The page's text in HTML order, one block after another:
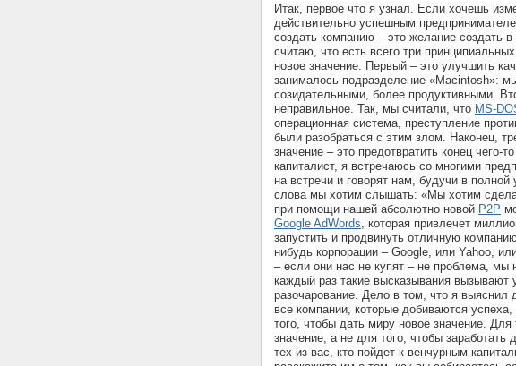
Итак, первое что я узнал. Если хочешь
действительно успешным
создать компанию – это желание создать
считаю, что есть всего три
новое значение. Первый – это улучшить
занималось подразделение «Macintosh»:
созидательными, более продуктивными.
неправильное. Так, мы считали, что MS-
операционная система, преступление
были разобраться с этим злом. Наконец,
значение – это предотвратить конец чего-
капиталист, я встречаюсь со многими
на встречи и говорят нам, будучи в полной
слова мы хотим слышать: «Мы хотим
при помощи нашей абсолютно новой P2P
Google AdWords , которая привлечет
запустить и продвинуть отличную
нибудь корпорации – Google, или Yahoo,
– если они нас не купят – не проблема, мы
каждый раз такие высказывания вызывают
разочарование. Дело в том, что я
все компании, которые добиваются
того, чтобы дать миру новое значение.
значение, а не для того, чтобы заработать
тех из вас, кто пойдет к венчурным